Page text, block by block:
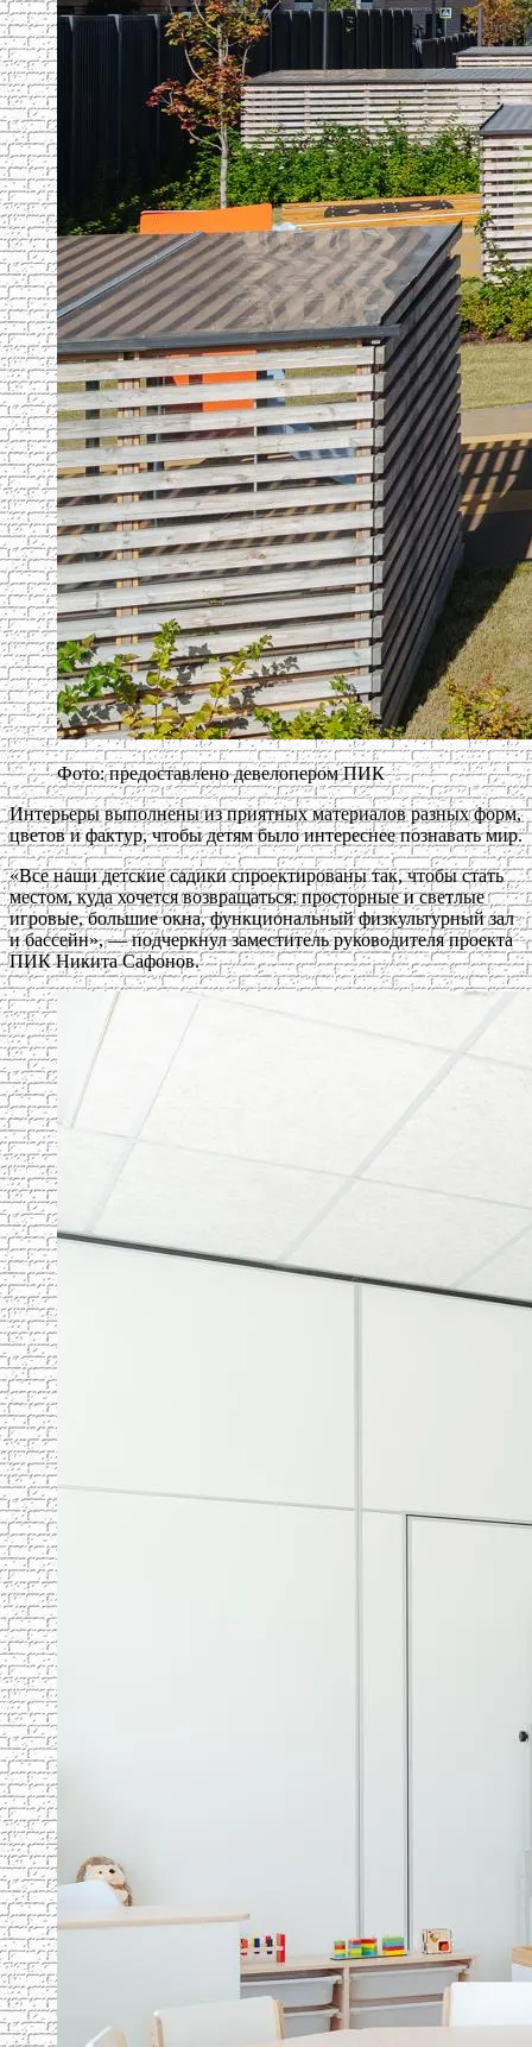
Фото: предоставлено девелопером ПИК
Интерьеры выполнены из приятных материалов разных форм,
цветов и фактур, чтобы детям было интереснее познавать мир.
«Все наши детские садики спроектированы так, чтобы стать
местом, куда хочется возвращаться: просторные и светлые
игровые, большие окна, функциональный физкультурный зал
и бассейн», — подчеркнул заместитель руководителя проекта
ПИК Никита Сафонов.